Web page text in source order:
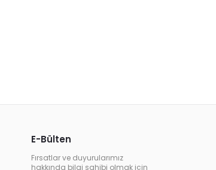
E-Bülten
Fırsatlar ve duyurularımız
hakkında bilgi sahibi olmak için